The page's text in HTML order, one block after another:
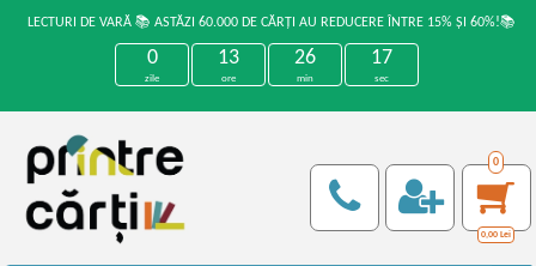
LECTURI DE VARĂ 📚 ASTĂZI 60.000 DE CĂRȚI AU REDUCERE ÎNTRE 15% ȘI 60%!📚
0
zile
13
ore
26
min
17
sec
0
0,00 Lei